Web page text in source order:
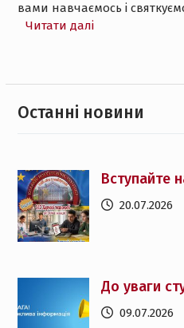
вами навчаємось і
Читати далі
Останнi новини
Вступайте
20.07.2026
До уваги
09.07.2026